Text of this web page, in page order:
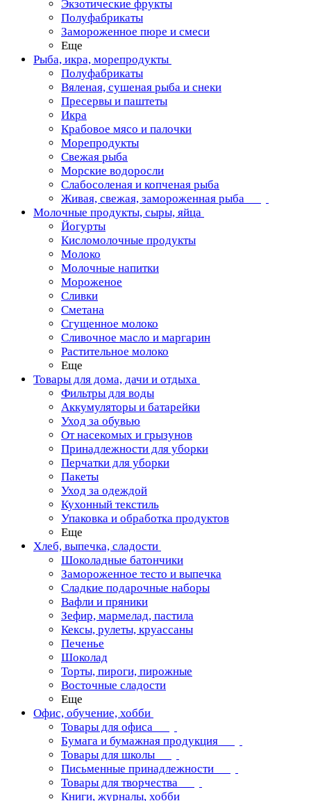
Экзотические фрукты
Полуфабрикаты
Замороженное пюре и смеси
Еще
Рыба, икра, морепродукты
Полуфабрикаты
Вяленая, сушеная рыба и снеки
Пресервы и паштеты
Икра
Крабовое мясо и палочки
Морепродукты
Свежая рыба
Морские водоросли
Слабосоленая и копченая рыба
Живая, свежая, замороженная рыба
Молочные продукты, сыры, яйца
Йогурты
Кисломолочные продукты
Молоко
Молочные напитки
Мороженое
Сливки
Сметана
Сгущенное молоко
Сливочное масло и маргарин
Растительное молоко
Еще
Товары для дома, дачи и отдыха
Фильтры для воды
Аккумуляторы и батарейки
Уход за обувью
От насекомых и грызунов
Принадлежности для уборки
Перчатки для уборки
Пакеты
Уход за одеждой
Кухонный текстиль
Упаковка и обработка продуктов
Еще
Хлеб, выпечка, сладости
Шоколадные батончики
Замороженное тесто и выпечка
Сладкие подарочные наборы
Вафли и пряники
Зефир, мармелад, пастила
Кексы, рулеты, круассаны
Печенье
Шоколад
Торты, пироги, пирожные
Восточные сладости
Еще
Офис, обучение, хобби
Товары для офиса
Бумага и бумажная продукция
Товары для школы
Письменные принадлежности
Товары для творчества
Книги, журналы, хобби